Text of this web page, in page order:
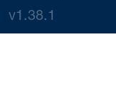
v1.38.1